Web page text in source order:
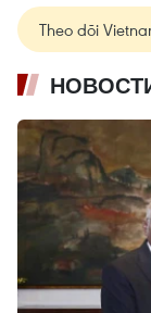
Theo dõi